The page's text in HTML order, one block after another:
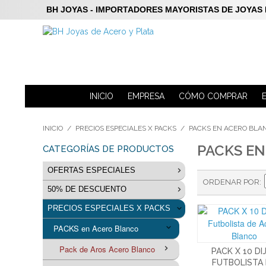
BH JOYAS - IMPORTADORES MAYORISTAS DE
INICIO EMPRESA CÓMO COMPRAR
INICIO / PRECIOS ESPECIALES X PACKS / PACKS EN ACERO
PACKS
ORDENAR POR
PACK X 10
FUTBOLISTA
CATEGORÍAS DE PRODUCTOS
OFERTAS ESPECIALES
LIQUIDACION Aros Plata 925
Joyas de Acero
Acero Blanco
Anillos Acero Blanco Oferta
Acero Quirúrgico
Joyas de Plata
Anillos de Plata - Oferta
Joyas de Plata con dublé
50% DE DESCUENTO
Anillos 50% de descuento
Dijes 50% de descuento
Pulseras 50% de descuento
PRECIOS ESPECIALES X PACKS
PACKS en Acero Blanco
Pack de Aros Acero Blanco